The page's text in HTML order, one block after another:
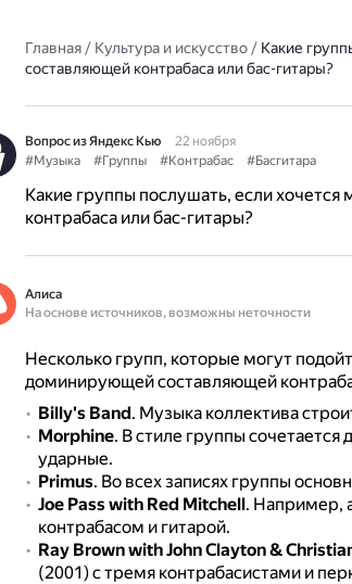
Главная/ Культура и искусство/ Какие
составляющей контрабаса или бас-гитары?
Вопрос из Яндекс Кью
22 ноября
#Музыка
#Группы #Контрабас #Басгитара
Какие группы послушать, если
контрабаса или бас-гитары?
Алиса
На основе источников, возможны неточности
Несколько групп, которые могут
доминирующей составляющей
Billy's Band. Музыка коллектива
Morphine. В стиле группы сочетается
ударные.
Primus. Во всех записях группы
Joe Pass with Red Mitchell. Например,
контрабасом и гитарой.
Ray Brown with John Clayton &
(2001) с тремя контрабасистами и